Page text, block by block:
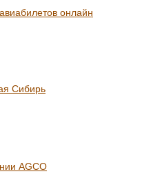
онлайн
Сибирь
AGCO